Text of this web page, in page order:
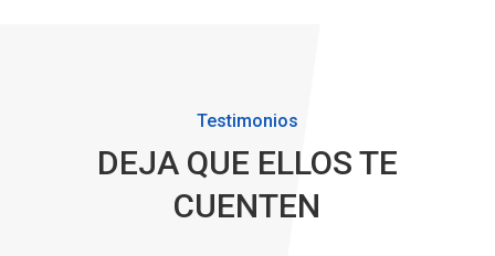
Testimonios
DEJA QUE ELLOS TE
CUENTEN